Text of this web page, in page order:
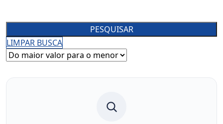
PESQUISAR
LIMPAR BUSCA